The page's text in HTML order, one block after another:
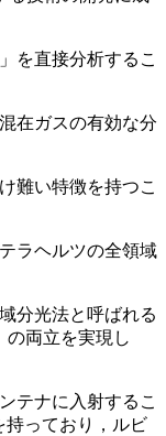
を直接分析するこ
在ガスの有効な分
難い特徴を持つこ
ラヘルツの全領域
分光法と呼ばれる
の両立を実現し
テナに入射するこ
持っており，ルビ